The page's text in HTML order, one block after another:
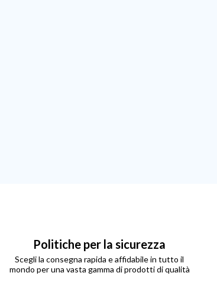
Politiche per la sicurezza
Scegli la consegna rapida e affidabile in tutto il
mondo per una vasta gamma di prodotti di qualità